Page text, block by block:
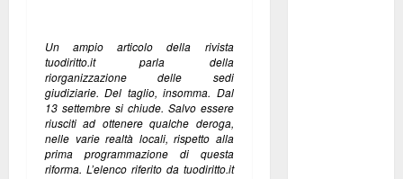
Un ampio articolo della rivista
tuodiritto.it parla della
riorganizzazione delle sedi
giudiziarie. Del taglio, insomma. Dal
13 settembre si chiude. Salvo essere
riusciti ad ottenere qualche deroga,
nelle varie realtà locali, rispetto alla
prima programmazione di questa
riforma. L’elenco riferito da tuodiritto.it